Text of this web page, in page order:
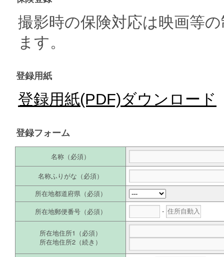
撮影時の保険対応は映画等
ます。
登録用紙
登録用紙(PDF)ダウンロード
登録フォーム
名称（必須）
名称ふりがな（必須）
所在地都道府県（必須）
所在地郵便番号（必須）
-
所在地住所1（必須）
所在地住所2（続き）